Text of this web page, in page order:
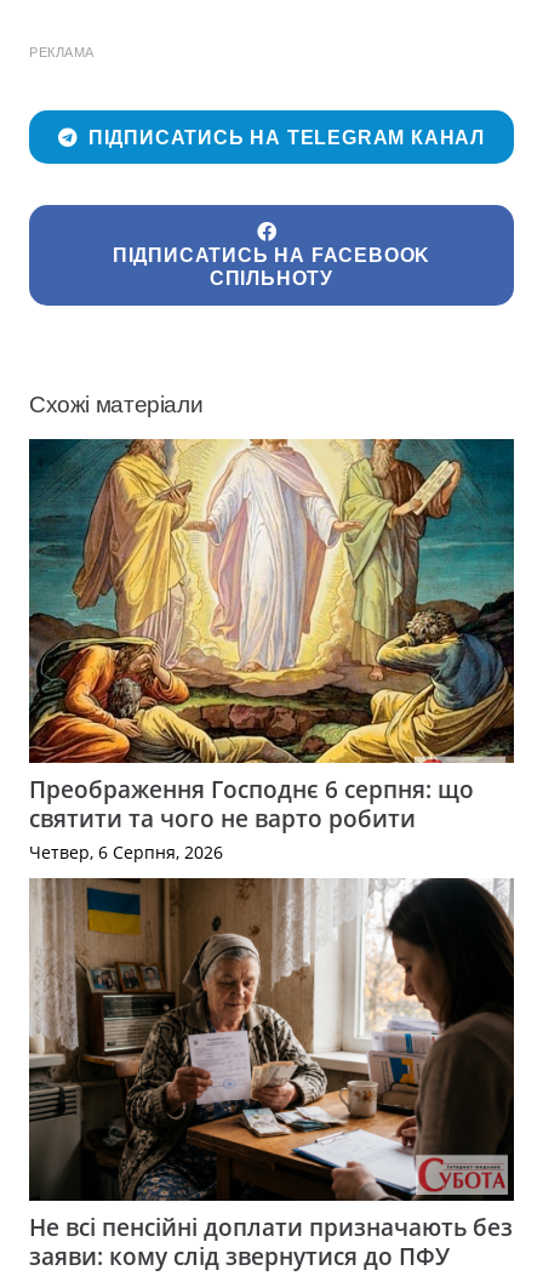
РЕКЛАМА
ПІДПИСАТИСЬ НА TELEGRAM КАНАЛ
ПІДПИСАТИСЬ НА FACEBOOK
СПІЛЬНОТУ
Схожі матеріали
Преображення Господнє 6 серпня: що
святити та чого не варто робити
Четвер, 6 Серпня, 2026
Не всі пенсійні доплати призначають без
заяви: кому слід звернутися до ПФУ